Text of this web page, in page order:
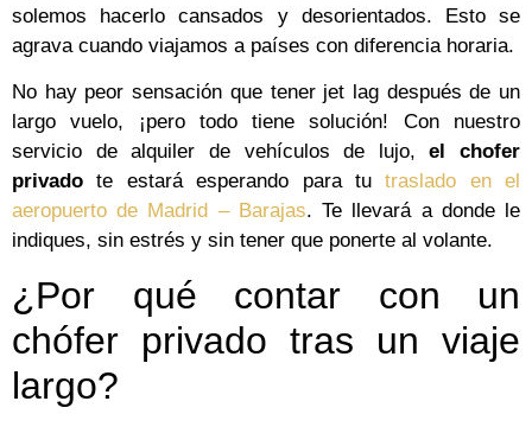
solemos hacerlo cansados y desorientados. Esto se
agrava cuando viajamos a países con diferencia horaria.
No hay peor sensación que tener jet lag después de un
largo vuelo, ¡pero todo tiene solución! Con nuestro
servicio de alquiler de vehículos de lujo,el chofer
privado te estará esperando para tutraslado en el
aeropuerto de Madrid – Barajas. Te llevará a donde le
indiques, sin estrés y sin tener que ponerte al volante.
¿Por qué contar con un
chófer privado tras un viaje
largo?